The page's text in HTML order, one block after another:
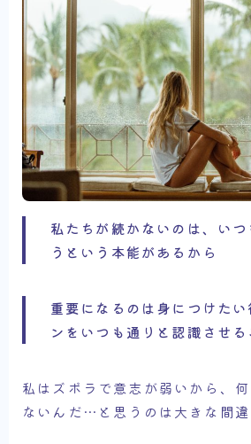
私たちが続かないのは、い
うという本能があるから
重要になるのは身につけた
ンをいつも通りと認識させる
私はズボラで意志が弱いから、
ないんだ…と思うのは大きな間違